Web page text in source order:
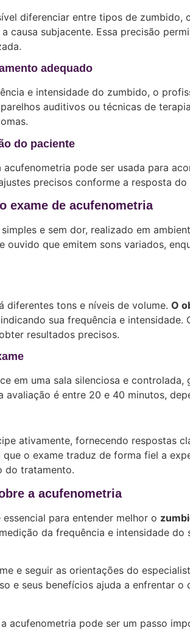
diferenciar entre tipos de zumbido,
causa subjacente. Essa precisão
adequado
e intensidade do zumbido, o
auditivos ou técnicas de
do paciente
pode ser usada para
precisos conforme a resposta do
exame de acufenometria
e sem dor, realizado em
ouvido que emitem sons variados,
diferentes tons e níveis de volume. O
sua frequência e
resultados precisos.
em uma sala silenciosa e
avaliação é entre 20 e 40 minutos,
ativamente, fornecendo respostas
o exame traduz de forma fiel a
do tratamento.
a acufenometria
para entender melhor o
da frequência e intensidade do
e seguir as orientações do
e seus benefícios ajuda a enfrentar
acufenometria pode ser um passo